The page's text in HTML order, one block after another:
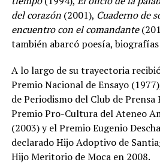
del corazón(2001), Cuaderno de
encuentro con el comandante
también abarcó poesía,
A lo largo de su trayectoria
Premio Nacional de Ensayo
de Periodismo del Club de
Premio Pro-Cultura del Ateneo
(2003) y el Premio Eugenio
declarado Hijo Adoptivo de
Hijo Meritorio de Moca en 2008.